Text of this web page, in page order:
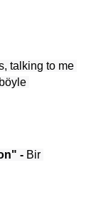
talking to me
- Bir